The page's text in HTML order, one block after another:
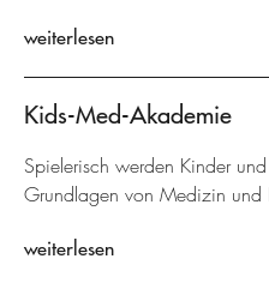
weiterlesen
Kids-Med-Akademie
Spielerisch werden Kinder
Grundlagen von Medizin und
weiterlesen